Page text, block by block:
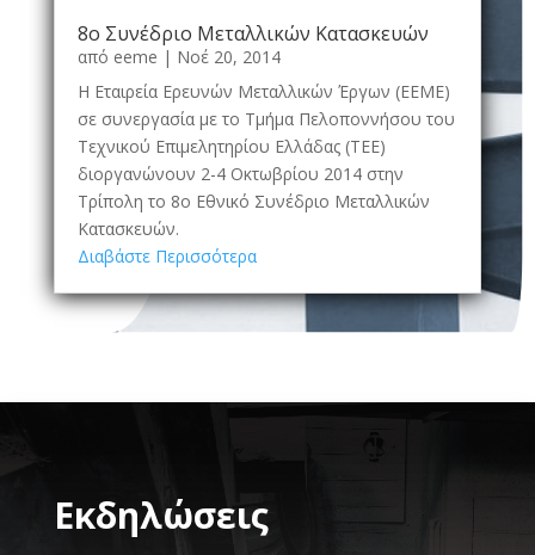
8ο Συνέδριο Μεταλλικών Κατασκευών
από eeme | Νοέ 20, 2014
Η Εταιρεία Ερευνών Μεταλλικών Έργων (ΕΕΜΕ)
σε συνεργασία µε το Τμήμα Πελοποννήσου του
Τεχνικού Επιµελητηρίου Ελλάδας (ΤΕΕ)
διοργανώνουν 2-4 Οκτωβρίου 2014 στην
Τρίπολη το 8ο Εθνικό Συνέδριο Μεταλλικών
Κατασκευών.
Διαβάστε Περισσότερα
Εκδηλώσεις